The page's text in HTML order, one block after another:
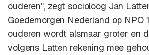
ouderen", zegt socioloog Jan
Goedemorgen Nederland op NPO
ouderen wordt alsmaar groter en
volgens Latten rekening mee